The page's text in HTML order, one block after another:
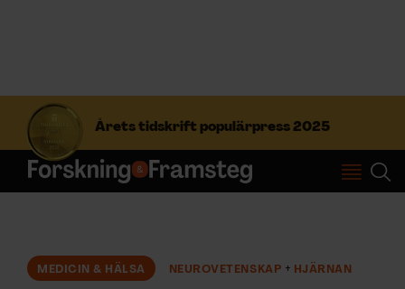
Årets tidskrift populärpress 2025
S
f
t
Prenumerera
MEDICIN & HÄLSA NEUROVETENSKAP HJÄRNAN